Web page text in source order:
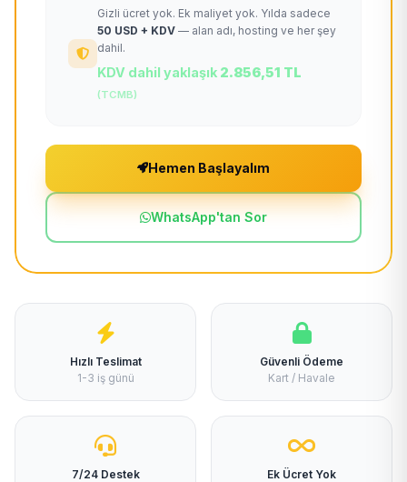
Gizli ücret yok. Ek maliyet yok. Yılda sadece
50 USD + KDV — alan adı, hosting ve her şey
dahil.
KDV dahil yaklaşık 2.856,51 TL
(TCMB)
Hemen Başlayalım
WhatsApp'tan Sor
Hızlı Teslimat
1-3 iş günü
Güvenli Ödeme
Kart / Havale
7/24 Destek
Ek Ücret Yok